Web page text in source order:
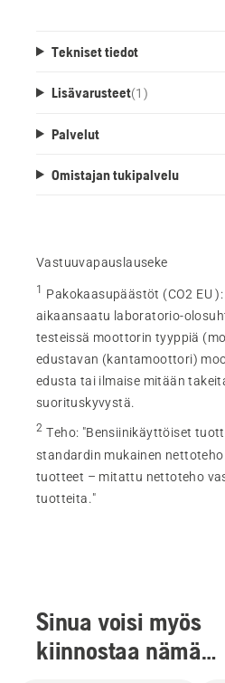
Tekniset tiedot
Lisävarusteet(1 )
Palvelut
Omistajan tukipalvelu
Vastuuvapauslauseke
1 Pakokaasupäästöt (CO2 EU ):
aikaansaatu laboratorio-
testeissä moottorin tyyppiä
edustavan (kantamoottori)
edusta tai ilmaise mitään
suorituskyvystä.
2 Teho: "Bensiinikäyttöiset
standardin mukainen
tuotteet – mitattu nettoteho
tuotteita."
Sinua voisi myös
kiinnostaa nämä